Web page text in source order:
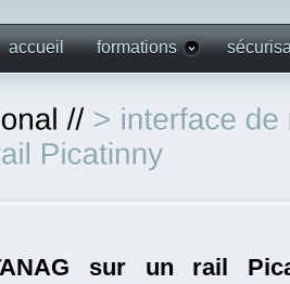
accueil formations
sur un rail